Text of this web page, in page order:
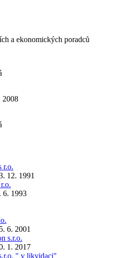
a ekonomických poradců
2008
r.o.
12. 1991
6. 1993
6. 2001
s.r.o.
1. 2017
" v likvidaci"